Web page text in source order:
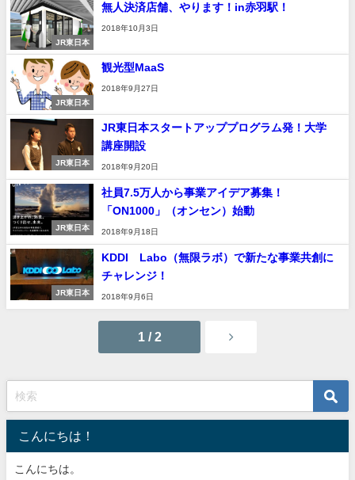
JR東日本
無人決済店舗、やります！in赤羽駅！
2018年10月3日
JR東日本
観光型MaaS
2018年9月27日
JR東日本
JR東日本スタートアッププログラム発！大学
講座開設
2018年9月20日
JR東日本
社員7.5万人から事業アイデア募集！
「ON1000」（オンセン）始動
2018年9月18日
JR東日本
KDDI∞Labo（無限ラボ）で新たな事業共創に
チャレンジ！
2018年9月6日
1 / 2
こんにちは！
こんにちは。